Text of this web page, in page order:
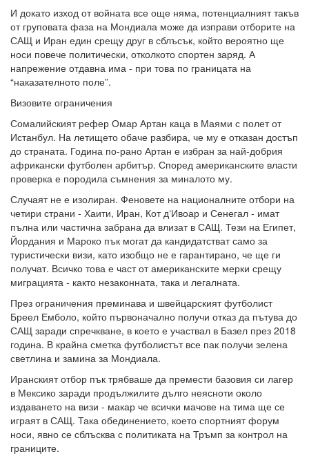
И докато изход от войната все още няма, потенциалният такъв
от груповата фаза на Мондиала може да изправи отборите на
САЩ и Иран един срещу друг в сблъсък, който вероятно ще
носи повече политически, отколкото спортен заряд. А
напрежение отдавна има - при това по границата на
“наказателното поле”.
Визовите ограничения
Сомалийският рефер Омар Артан каца в Маями с полет от
Истанбул. На летището обаче разбира, че му е отказан достъп
до страната. Година по-рано Артан е избран за най-добрия
африкански футболен арбитър. Според американските власти
проверка е породила съмнения за миналото му.
Случаят не е изолиран. Феновете на националните отбори на
четири страни - Хаити, Иран, Кот д‘Ивоар и Сенегал - имат
пълна или частична забрана да влизат в САЩ. Тези на Египет,
Йордания и Мароко пък могат да кандидатстват само за
туристически визи, като изобщо не е гарантирано, че ще ги
получат. Всичко това е част от американските мерки срещу
миграцията - както незаконната, така и легалната.
През ограничения преминава и швейцарският футболист
Бреел Емболо, който първоначално получи отказ да пътува до
САЩ заради спречкване, в което е участвал в Базел през 2018
година. В крайна сметка футболистът все пак получи зелена
светлина и замина за Мондиала.
Иранският отбор пък трябваше да премести базовия си лагер
в Мексико заради продължилите дълго неясноти около
издаването на визи - макар че всички мачове на тима ще се
играят в САЩ. Така обединението, което спортният форум
носи, явно се сблъсква с политиката на Тръмп за контрол на
границите.